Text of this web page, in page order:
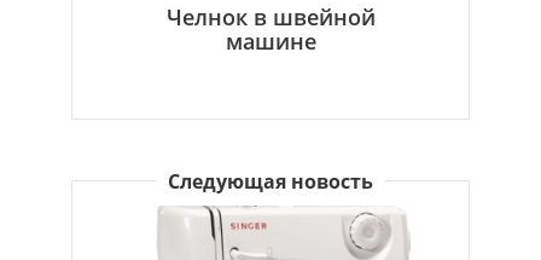
Челнок в швейной
машине
Следующая новость